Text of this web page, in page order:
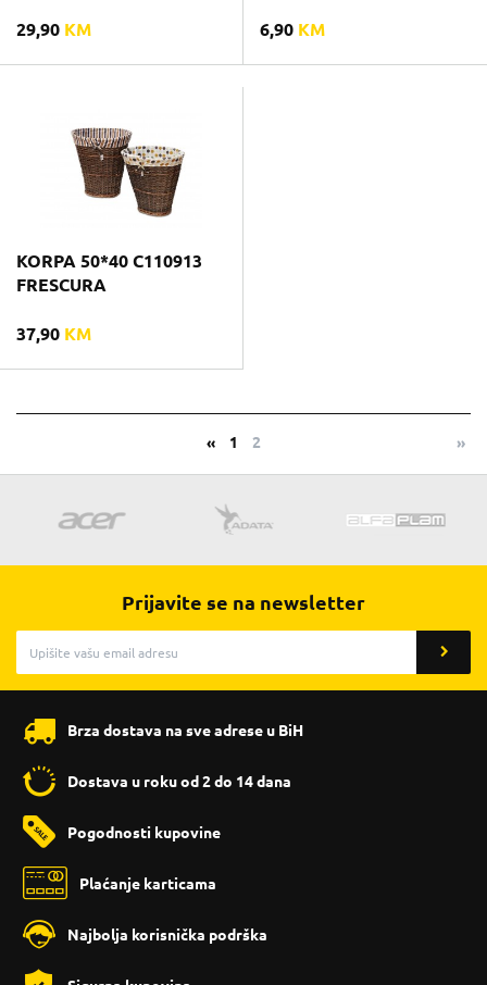
29,90 KM 6,90 KM
KORPA 50*40 C110913
FRESCURA
37,90 KM
« 1 2 »
Prijavite se na newsletter
Brza dostava na sve adrese u BiH
Dostava u roku od 2 do 14 dana
Pogodnosti kupovine
Plaćanje karticama
Najbolja korisnička podrška